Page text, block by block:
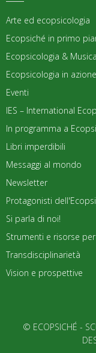
Arte ed ecopsicologia
Ecopsiché in primo
Ecopsicologia & Musica
Ecopsicologia in azione
Eventi
IES – International
In programma a
Libri imperdibili
Messaggi al mondo
Newsletter
Protagonisti
Si parla di noi!
Strumenti e risorse
Transdisciplinarietà
Vision e prospettive
© ECOPSICHÉ -